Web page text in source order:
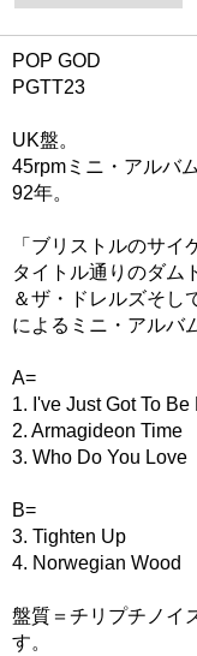
POP GOD
PGTT23
UK盤。
45rpmミニ・アルバ
92年。
「ブリストルのサイ
タイトル通りのダム
＆ザ・ドレルズそし
によるミニ・アルバ
A=
1. I've Just Got To
2. Armagideon Time
3. Who Do You Love
B=
3. Tighten Up
4. Norwegian Wood
盤質＝チリプチノイ
す。